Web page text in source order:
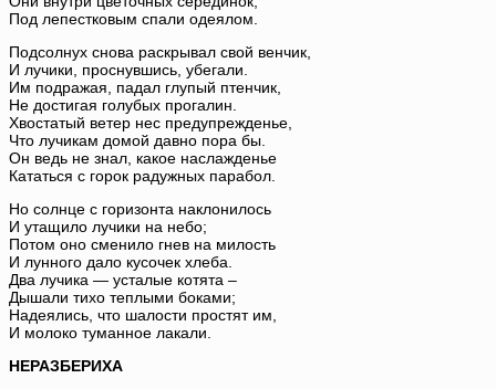
Под лепестковым спали одеялом.
Подсолнух снова раскрывал свой венчик,
И лучики, проснувшись, убегали.
Им подражая, падал глупый птенчик,
Не достигая голубых прогалин.
Хвостатый ветер нес предупрежденье,
Что лучикам домой давно пора бы.
Он ведь не знал, какое наслажденье
Кататься с горок радужных парабол.
Но солнце с горизонта наклонилось
И утащило лучики на небо;
Потом оно сменило гнев на милость
И лунного дало кусочек хлеба.
Два лучика — усталые котята –
Дышали тихо теплыми боками;
Надеялись, что шалости простят им,
И молоко туманное лакали.
НЕРАЗБЕРИХА